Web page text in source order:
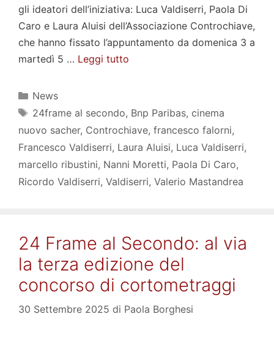
gli ideatori dell’iniziativa: Luca Valdiserri, Paola Di
Caro e Laura Aluisi dell’Associazione Controchiave,
che hanno fissato l’appuntamento da domenica 3 a
martedì 5 … Leggi tutto
Categorie
News
Tag
24frame al secondo, Bnp Paribas, cinema
nuovo sacher, Controchiave, francesco falorni,
Francesco Valdiserri, Laura Aluisi, Luca Valdiserri,
marcello ribustini, Nanni Moretti, Paola Di Caro,
Ricordo Valdiserri, Valdiserri, Valerio Mastandrea
24 Frame al Secondo: al via
la terza edizione del
concorso di cortometraggi
30 Settembre 2025 di Paola Borghesi